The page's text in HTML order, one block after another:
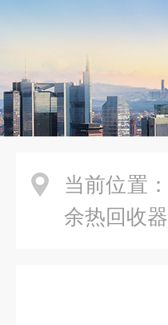
当前位置：
余热回收器